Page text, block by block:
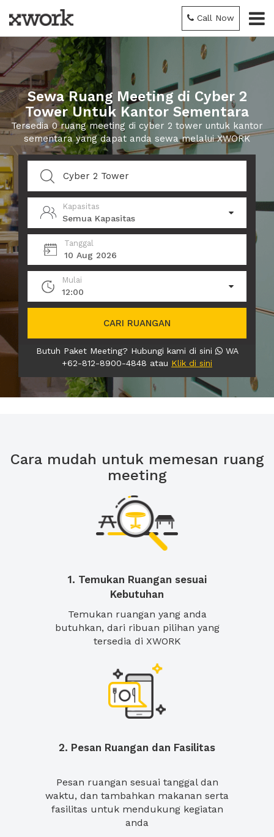
Call Now
Sewa Ruang Meeting di Cyber 2
Tower Untuk Kantor Sementara
Tersedia 0 ruang meeting di cyber 2 tower untuk kantor
sementara yang dapat anda sewa melalui XWORK
Kapasitas
Semua Kapasitas
Tanggal
10 Aug 2026
Mulai
12:00
CARI RUANGAN
Butuh Paket Meeting? Hubungi kami di sini
WA
+62-812-8900-4848 atau Klik di sini
Cara mudah untuk memesan ruang
meeting
1. Temukan Ruangan sesuai
Kebutuhan
Temukan ruangan yang anda
butuhkan, dari ribuan pilihan yang
tersedia di XWORK
2. Pesan Ruangan dan Fasilitas
Pesan ruangan sesuai tanggal dan
waktu, dan tambahkan makanan serta
fasilitas untuk mendukung kegiatan
anda